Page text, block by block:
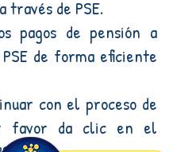
través de PSE.
pagos de pensión a
PSE de forma eficiente
con el proceso de
favor da clic en el